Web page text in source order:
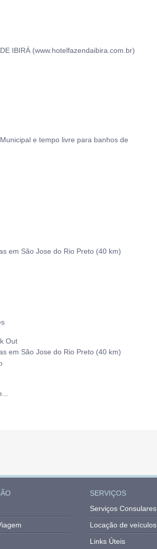
IBIRÁ (www.hotelfazendaibira.com.br)
e tempo livre para banhos de
São Jose do Rio Preto (40 km)
Out
São Jose do Rio Preto (40 km)
SERVIÇOS
Serviços Consulares
Locação de veículos
Links Úteis